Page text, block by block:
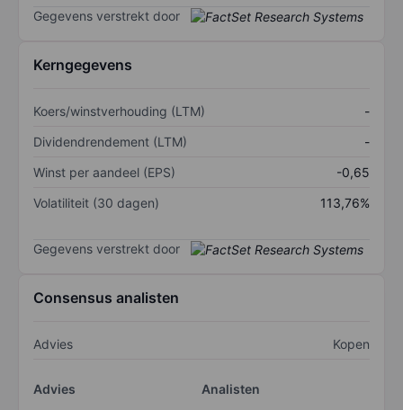
Gegevens verstrekt door
Kerngegevens
Koers/winstverhouding (LTM)
-
Dividendrendement (LTM)
-
Winst per aandeel (EPS)
-0,65
Volatiliteit (30 dagen)
113,76%
Gegevens verstrekt door
Consensus analisten
Advies Kopen
Advies
Analisten